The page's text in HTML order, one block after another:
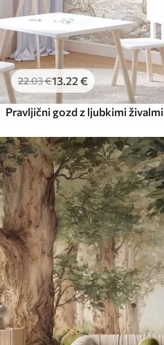
22.03€13 .22 €
Pravljični gozd z ljubkimi živalmi